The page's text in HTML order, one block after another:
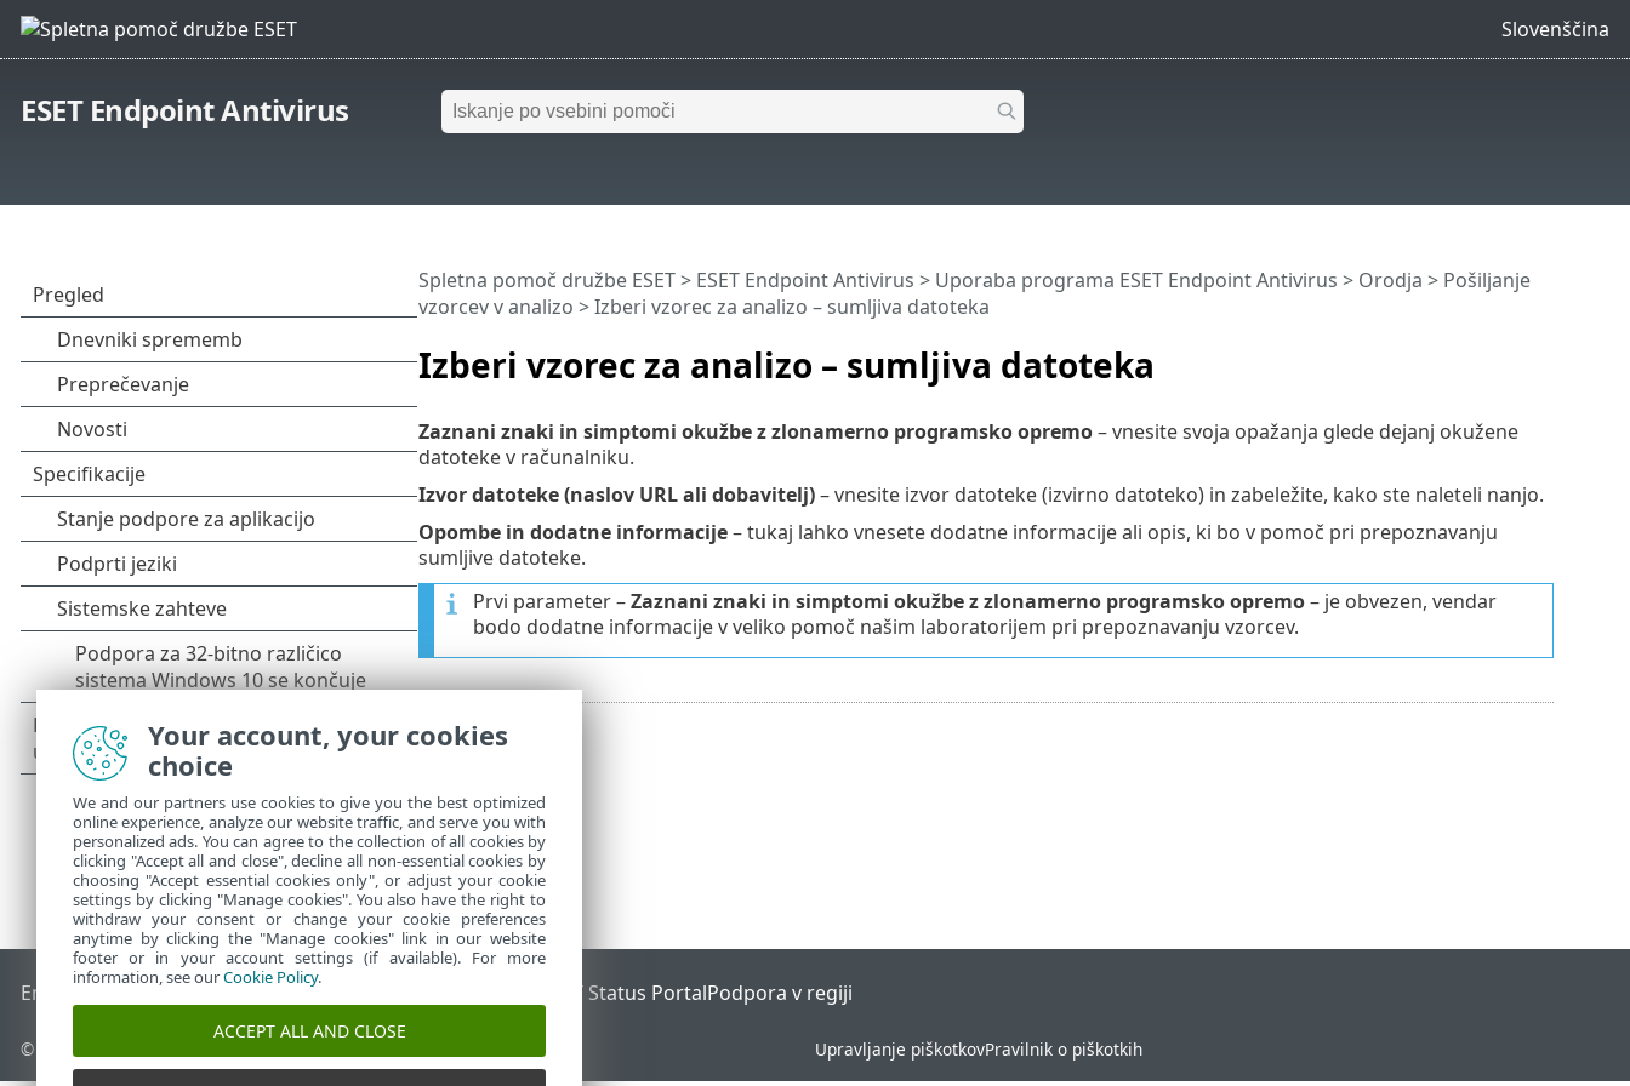
Slovenščina
ESET Endpoint Antivirus
Izberi vzorec za analizo – sumljiva datoteka
Spletna pomoč družbe ESET> ESET Endpoint Antivirus > Uporaba programa ESET Endpoint Antivirus > Orodja > Pošiljanje
vzorcev v analizo > Izberi vzorec za analizo – sumljiva datoteka
Zaznani znaki in simptomi okužbe z zlonamerno programsko opremo– vnesite svoja opažanja glede dejanj okužene
datoteke v računalniku.
Izvor datoteke (naslov URL ali dobavitelj)– vnesite izvor datoteke (izvirno datoteko) in zabeležite, kako ste naleteli nanjo.
Opombe in dodatne informacije– tukaj lahko vnesete dodatne informacije ali opis, ki bo v pomoč pri prepoznavanju
sumljive datoteke.
Prvi parameter –Zaznani znaki in simptomi okužbe z zlonamerno programsko opremo– je obvezen, vendar
bodo dodatne informacije v veliko pomoč našim laboratorijem pri prepoznavanju vzorcev.
End of Life Zbirka znanja družbe ESET ESET Status PortalPodpora v regiji
© 1992 - 2026 ESET, spol. s r. o. – Vse pravice pridržane. Upravljanje piškotkovPravilnik o piškotkih
Your account, your cookies
choice
We and our partners use cookies to give you the best optimized
online experience, analyze our website traffic, and serve you with
personalized ads. You can agree to the collection of all cookies by
clicking "Accept all and close", decline all non-essential cookies by
choosing "Accept essential cookies only", or adjust your cookie
settings by clicking "Manage cookies". You also have the right to
withdraw your consent or change your cookie preferences
anytime by clicking the "Manage cookies" link in our website
footer or in your account settings (if available). For more
information, see ourCookie Policy.
ACCEPT ALL AND CLOSE